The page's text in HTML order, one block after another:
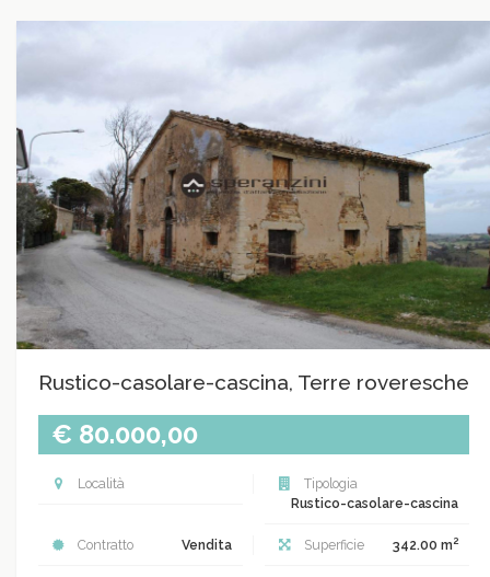
Rustico-casolare-cascina, Terre roveresche
€ 80.000,00
Località
Tipologia
Rustico-casolare-cascina
Contratto Vendita Superficie 342.00 m2